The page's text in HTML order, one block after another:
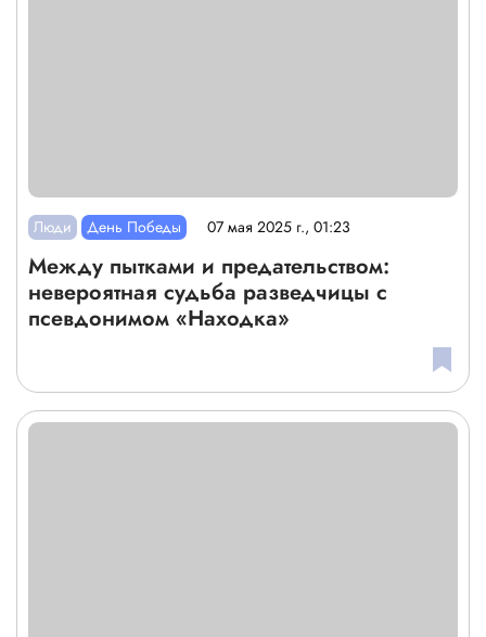
Люди День Победы 07 мая 2025 г., 01:23
Между пытками и предательством:
невероятная судьба разведчицы с
псевдонимом «Находка»